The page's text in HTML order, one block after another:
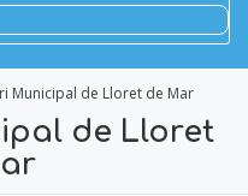
Municipal de Lloret de Mar
de Lloret